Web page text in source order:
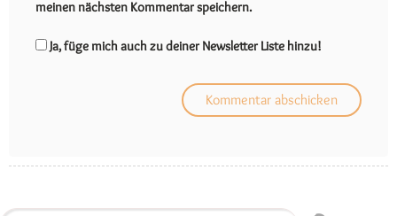
meinen nächsten Kommentar speichern.
Ja, füge mich auch zu deiner Newsletter Liste hinzu!